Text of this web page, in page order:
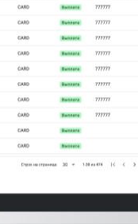
персональных